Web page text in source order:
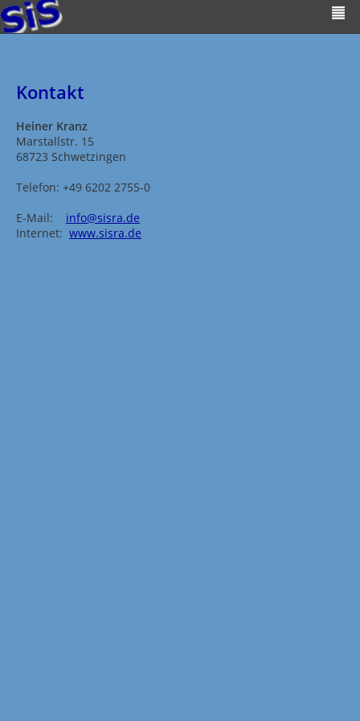
Kontakt
Heiner Kranz
Marstallstr. 15
68723 Schwetzingen
Telefon: +49 6202 2755-0
E-Mail: info@sisra.de
Internet: www.sisra.de